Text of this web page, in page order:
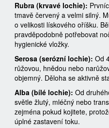
Rubra (krvavé lochie):
tmavě červený a velmi silný.
o velikosti lískového oříšku.
pravděpodobně potřebovat
hygienické vložky.
Serosa (serózní lochie): Od
růžovou, hnědou nebo
objemný. Děloha se aktivně
Alba (bílé lochie): Od
světle žlutý, mléčný nebo
zejména pokud kojitete,
úplné zastavení toku.